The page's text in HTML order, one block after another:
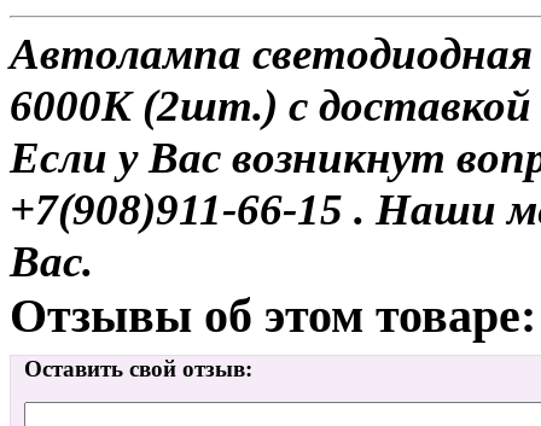
Автолампа
6000K (2шт.) с доставкой
Если у Вас возникнут
+7(908)911-66-15 . Наши
Вас.
Отзывы об этом товаре:
Оставить свой отзыв: